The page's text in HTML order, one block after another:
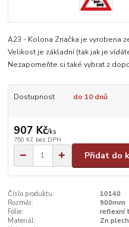
A23 - Kolona Značka je vyrobena
Velikost je základní (tak jak je
Nezapomeňte si také vybrat z
Dostupnost do 10 dnů
907 Kč/ks
750 Kč bez DPH
Přidat do
Číslo produktu:
10140
Rozměr:
900mm
Fólie:
reflexní
Materiál:
Zn plech